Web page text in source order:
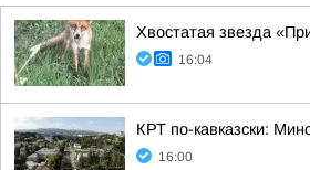
Хвостатая звезда
16:04
КРТ по-кавказски:
16:00